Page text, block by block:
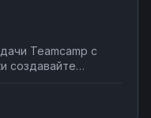
Teamcamp с
создавайте
Связывайте
передавайте